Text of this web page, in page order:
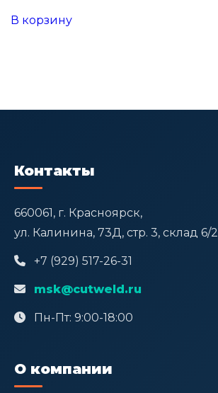
В корзину
Контакты
660061, г. Красноярск,
ул. Калинина, 73Д, стр. 3, склад 6/2
+7 (929) 517-26-31
msk@cutweld.ru
Пн-Пт: 9:00-18:00
О компании